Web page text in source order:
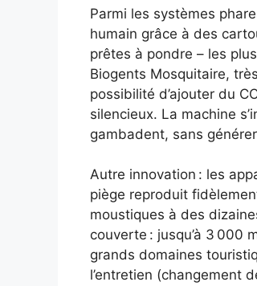
Parmi les systèmes
humain grâce à des
prêtes à pondre – les
Biogents Mosquitaire,
possibilité d’ajouter du
silencieux. La machine
gambadent, sans
Autre innovation : les
piège reproduit
moustiques à des
couverte : jusqu’à 3 000
grands domaines
l’entretien (changement